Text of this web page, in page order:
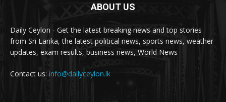
ABOUT US
Daily Ceylon - Get the latest breaking news and top stories
from Sri Lanka, the latest political news, sports news, weather
updates, exam results, business news, World News
Contact us: info@dailyceylon.lk